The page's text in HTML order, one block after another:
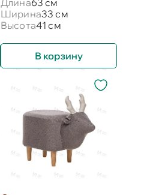
Длина63 см
Ширина33 см
Высота41 см
В корзину